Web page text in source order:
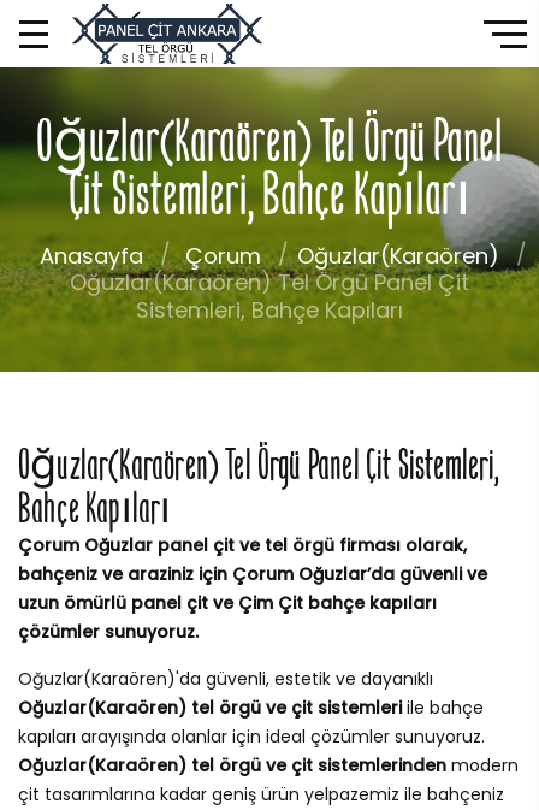
Oğuzlar(Karaören) Tel Örgü Panel
Çit Sistemleri, Bahçe Kapıları
Anasayfa Çorum
Oğuzlar(Karaören)
Oğuzlar(Karaören) Tel Örgü Panel Çit
Sistemleri, Bahçe Kapıları
Oğuzlar(Karaören) Tel Örgü Panel Çit Sistemleri,
Bahçe Kapıları
Çorum Oğuzlar panel çit ve tel örgü firması olarak,
bahçeniz ve araziniz için Çorum Oğuzlar’da güvenli ve
uzun ömürlü panel çit ve Çim Çit bahçe kapıları
çözümler sunuyoruz.
Oğuzlar(Karaören)'da güvenli, estetik ve dayanıklı
Oğuzlar(Karaören) tel örgü ve çit sistemleriile bahçe
kapıları arayışında olanlar için ideal çözümler sunuyoruz.
Oğuzlar(Karaören) tel örgü ve çit sistemlerinden modern
çit tasarımlarına kadar geniş ürün yelpazemiz ile bahçeniz